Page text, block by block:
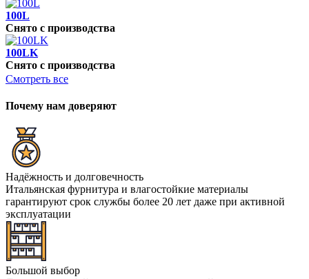
100L
Снято с производства
100LK
Снято с производства
Смотреть все
Почему нам доверяют
Надёжность и долговечность
Итальянская фурнитура и влагостойкие материалы
гарантируют срок службы более 20 лет даже при активной
эксплуатации
Большой выбор